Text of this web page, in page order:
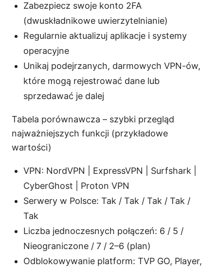
Zabezpiecz swoje konto 2FA
(dwuskładnikowe uwierzytelnianie)
Regularnie aktualizuj aplikacje i systemy
operacyjne
Unikaj podejrzanych, darmowych VPN-ów,
które mogą rejestrować dane lub
sprzedawać je dalej
Tabela porównawcza – szybki przegląd
najważniejszych funkcji (przykładowe
wartości)
VPN: NordVPN | ExpressVPN | Surfshark |
CyberGhost | Proton VPN
Serwery w Polsce: Tak / Tak / Tak / Tak /
Tak
Liczba jednoczesnych połączeń: 6 / 5 /
Nieograniczone / 7 / 2–6 (plan)
Odblokowywanie platform: TVP GO, Player,